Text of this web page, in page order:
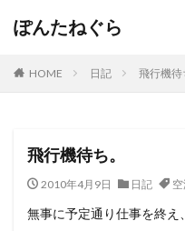
ぽんたねぐら
HOME 日記 飛行機待
飛行機待ち。
2010年4月9日 日記
無事に予定通り仕事を終え